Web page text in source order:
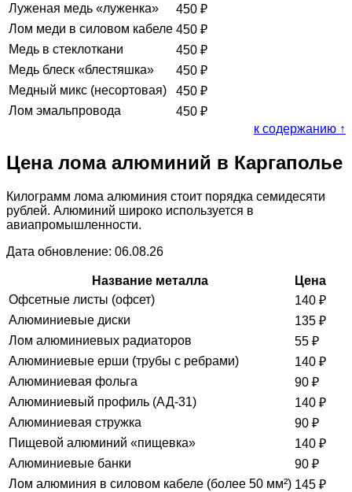
Луженая медь «луженка»
450 ₽
Лом меди в силовом кабеле 450 ₽
Медь в стеклоткани
450 ₽
Медь блеск «блестяшка»
450 ₽
Медный микс (несортовая)
450 ₽
Лом эмальпровода
450 ₽
к содержанию ↑
Цена лома алюминий в Каргаполье
Килограмм лома алюминия стоит порядка семидесяти
рублей. Алюминий широко используется в
авиапромышленности.
Дата обновление: 06.08.26
Название металла
Цена
Офсетные листы (офсет)
140 ₽
Алюминиевые диски
135 ₽
Лом алюминиевых радиаторов
55 ₽
Алюминиевые ерши (трубы с ребрами)
140 ₽
Алюминиевая фольга
90 ₽
Алюминиевый профиль (АД-31)
140 ₽
Алюминиевая стружка
90 ₽
Пищевой алюминий «пищевка»
140 ₽
Алюминиевые банки
90 ₽
Лом алюминия в силовом кабеле (более 50 мм²) 145 ₽